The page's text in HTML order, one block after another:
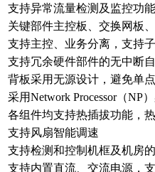
支持异常流量检测及监控功能
关键部件主控板、交换网板
支持主控、业务分离，支持
支持冗余硬件部件的无中断
背板采用无源设计，避免单
采用Network Processor（NP
各组件均支持热插拔功能，
支持风扇智能调速
支持检测和控制机框及机房
支持内置直流、交流电源，